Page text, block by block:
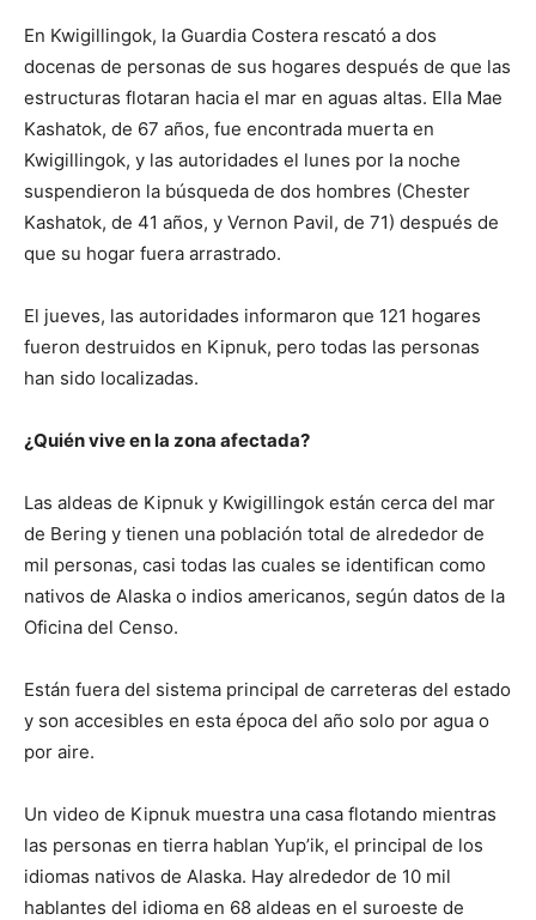
En Kwigillingok, la Guardia Costera rescató a dos
docenas de personas de sus hogares después de que las
estructuras flotaran hacia el mar en aguas altas. Ella Mae
Kashatok, de 67 años, fue encontrada muerta en
Kwigillingok, y las autoridades el lunes por la noche
suspendieron la búsqueda de dos hombres (Chester
Kashatok, de 41 años, y Vernon Pavil, de 71) después de
que su hogar fuera arrastrado.
El jueves, las autoridades informaron que 121 hogares
fueron destruidos en Kipnuk, pero todas las personas
han sido localizadas.
¿Quién vive en la zona afectada?
Las aldeas de Kipnuk y Kwigillingok están cerca del mar
de Bering y tienen una población total de alrededor de
mil personas, casi todas las cuales se identifican como
nativos de Alaska o indios americanos, según datos de la
Oficina del Censo.
Están fuera del sistema principal de carreteras del estado
y son accesibles en esta época del año solo por agua o
por aire.
Un video de Kipnuk muestra una casa flotando mientras
las personas en tierra hablan Yup’ik, el principal de los
idiomas nativos de Alaska. Hay alrededor de 10 mil
hablantes del idioma en 68 aldeas en el suroeste de